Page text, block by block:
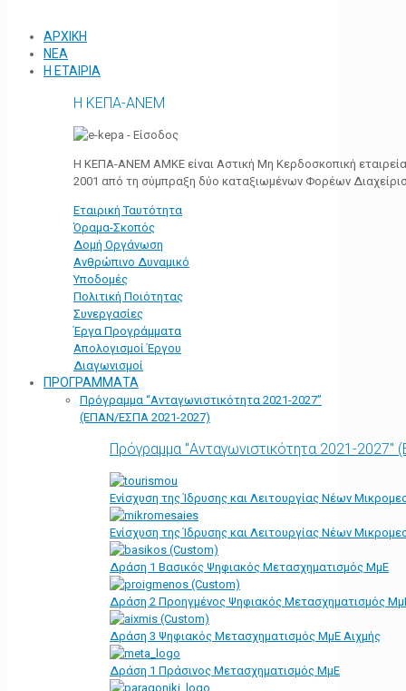
ΑΡΧΙΚΗ
ΝΕΑ
Η ΕΤΑΙΡΙΑ
Η ΚΕΠΑ-ΑΝΕΜ
Η ΚΕΠΑ-ΑΝΕΜ ΑΜΚΕ είναι Αστική Μη Κερδοσκοπική
2001 από τη σύμπραξη δύο καταξιωμένων Φορέων
Εταιρική Ταυτότητα
Όραμα-Σκοπός
Δομή Οργάνωση
Ανθρώπινο Δυναμικό
Υποδομές
Πολιτική Ποιότητας
Συνεργασίες
Έργα Προγράμματα
Απολογισμοί Έργου
Διαγωνισμοί
ΠΡΟΓΡΑΜΜΑΤΑ
Πρόγραμμα “Ανταγωνιστικότητα 2021-2027”
(ΕΠΑΝ/ΕΣΠΑ 2021-2027)
Πρόγραμμα "Ανταγωνιστικότητα 2021-
Ενίσχυση της Ίδρυσης και Λειτουργίας Νέων
Ενίσχυση της Ίδρυσης και Λειτουργίας Νέων
Δράση 1 Βασικός Ψηφιακός Μετασχηματισμός ΜμΕ
Δράση 2 Προηγμένος Ψηφιακός Μετασχηματισμός
Δράση 3 Ψηφιακός Μετασχηματισμός ΜμΕ Αιχμής
Δράση 1 Πράσινος Μετασχηματισμός ΜμΕ